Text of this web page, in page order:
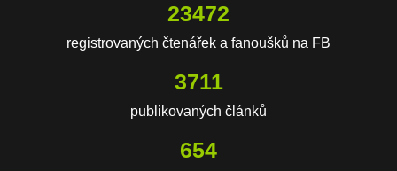
23472
registrovaných čtenářek a fanoušků na FB
3711
publikovaných článků
654